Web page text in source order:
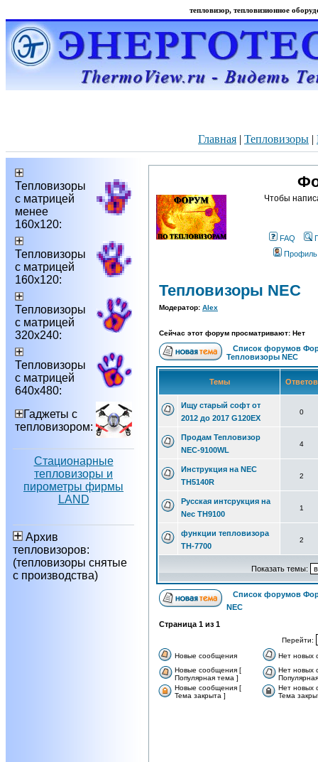
тепловизор, тепловизионное
Главная | Тепловизоры |
Тепловизоры
с матрицей
менее
160х120:
Тепловизоры
с матрицей
160х120:
Тепловизоры
с матрицей
320х240:
Тепловизоры
с матрицей
640х480:
Гаджеты с
тепловизором:
Стационарные
тепловизоры и
пирометры фирмы
LAND
Архив
тепловизоров:
(тепловизоры снятые
с производства)
Чтобы
FAQ
Профиль
Тепловизоры NEC
Модератор: Alex
Сейчас этот форум просматривают: Нет
Список форумов
Тепловизоры NEC
Темы
Ищу старый софт от
2012 до 2017 G120EX
0
Продам Тепловизор
NEC-9100WL
4
Инструкция на NEC
TH5140R
2
Русская интсрукция на
Nec TH9100
1
функции тепловизора
ТН-7700
2
Показать темы:
Список форумов
NEC
Страница 1 из 1
Перейти:
Новые сообщения
Нет новых
Новые сообщения [
Популярная тема ]
Нет новых
Новые сообщения [
Тема закрыта ]
Нет новых
Тема